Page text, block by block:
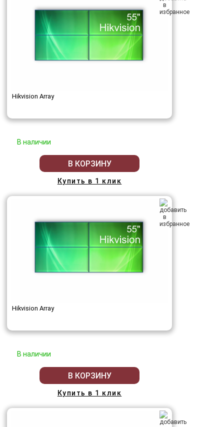
Hikvision Array
В наличии
В КОРЗИНУ
Купить в 1 клик
Hikvision Array
В наличии
В КОРЗИНУ
Купить в 1 клик